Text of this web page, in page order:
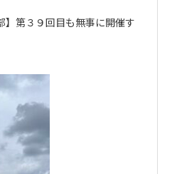
】第３９回目も無事に開催す